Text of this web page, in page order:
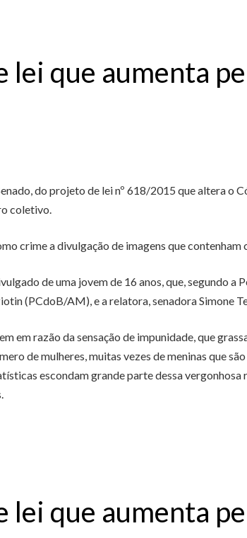
lei que aumenta
do projeto de lei nº 618/2015 que altera o
coletivo.
crime a divulgação de imagens que contenham
de uma jovem de 16 anos, que, segundo a
(PCdoB/AM), e a relatora, senadora Simone
em razão da sensação de impunidade, que
de mulheres, muitas vezes de meninas que
escondam grande parte dessa vergonhosa
lei que aumenta